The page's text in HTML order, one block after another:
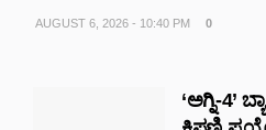
AUGUST 6, 2026 - 10:40 PM 0
‘ಅಗ್ನಿ-4’